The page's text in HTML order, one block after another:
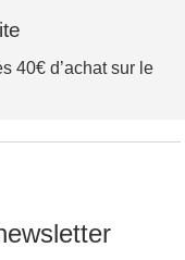
40€ d’achat sur le